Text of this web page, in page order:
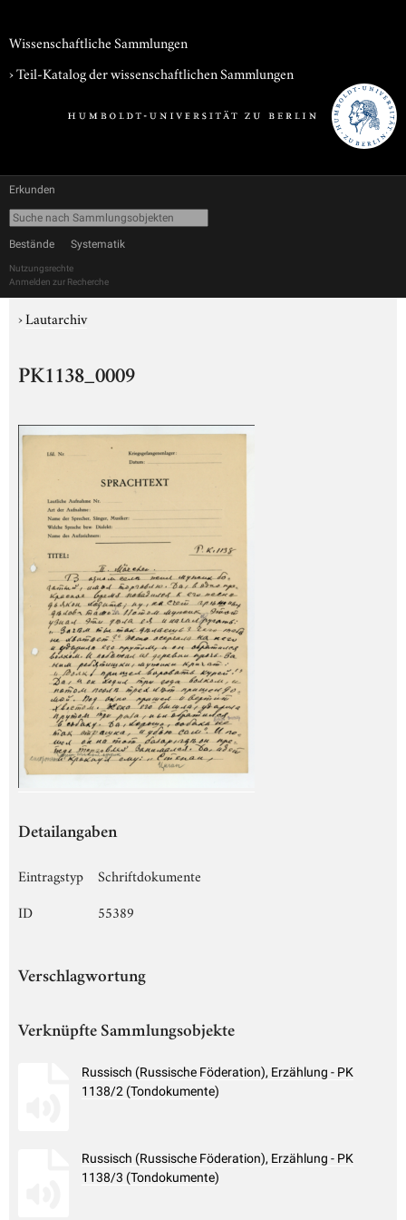
Wissenschaftliche Sammlungen
› Teil-Katalog der wissenschaftlichen Sammlungen
Erkunden
Bestände Systematik
Nutzungsrechte
Anmelden zur Recherche
›Lautarchiv
PK1138_0009
Detailangaben
Eintragstyp
Schriftdokumente
ID
55389
Verschlagwortung
Verknüpfte Sammlungsobjekte
Russisch (Russische Föderation), Erzählung - PK
1138/2 (Tondokumente)
Russisch (Russische Föderation), Erzählung - PK
1138/3 (Tondokumente)